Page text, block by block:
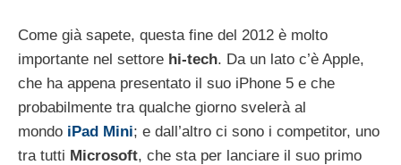
Come già sapete, questa fine del 2012 è molto
importante nel settore hi-tech. Da un lato c’è Apple,
che ha appena presentato il suo iPhone 5 e che
probabilmente tra qualche giorno svelerà al
mondo iPad Mini; e dall’altro ci sono i competitor, uno
tra tutti Microsoft, che sta per lanciare il suo primo